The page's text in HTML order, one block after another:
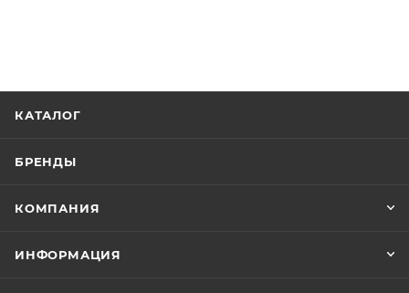
КАТАЛОГ
БРЕНДЫ
КОМПАНИЯ
ИНФОРМАЦИЯ